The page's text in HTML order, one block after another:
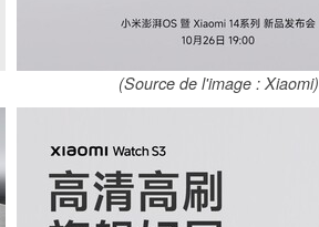
(Source de l'image : Xiaomi)